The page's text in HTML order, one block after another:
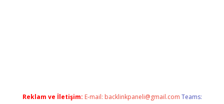
Reklam ve İletişim: E-mail: backlinkpaneli@gmail.com Teams: